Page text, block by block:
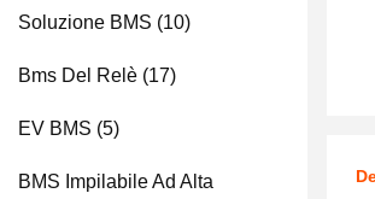
Soluzione BMS (10)
Bms Del Relè (17)
EV BMS (5)
BMS Impilabile Ad Alta